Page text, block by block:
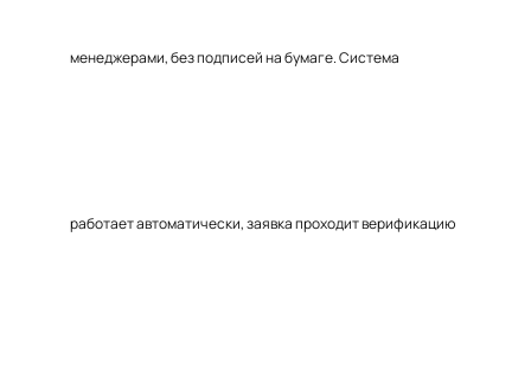
менеджерами, без подписей на бумаге. Система
работает автоматически, заявка проходит верификацию